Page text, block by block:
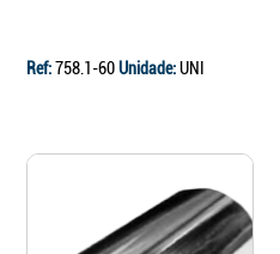
Ref:758.1-60Unidade:UNI